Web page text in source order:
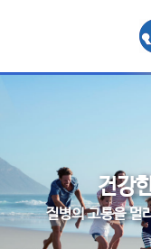
건강
질병의 고통을 멀